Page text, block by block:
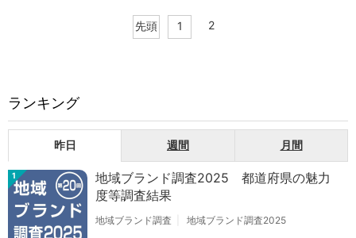
先頭 1 2
ランキング
昨日 週間 月間
1
地域ブランド調査2025 都道府県の魅力
度等調査結果
地域ブランド調査 地域ブランド調査2025